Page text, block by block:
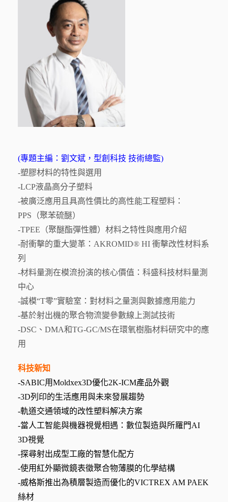
(專題主編：劉文斌，型創科技 技術總監)
-塑膠材料的特性與選用
-LCP液晶高分子塑料
-被廣泛應用且具高性價比的高性能工程塑料：
PPS（聚苯硫醚）
-TPEE（聚醚酯彈性體）材料之特性與應用介紹
-耐衝擊的重大變革：AKROMID® HI 衝擊改性材料系
列
-材料量測在模流扮演的核心價值：科盛科技材料量測
中心
-誠模“T零”實驗室：對材料之量測與數據應用能力
-基於射出機的聚合物流變參數線上測試技術
-DSC、DMA和TG-GC/MS在環氧樹脂材料研究中的應
用
科技新知
-SABIC用Moldxex3D優化2K-ICM產品外觀
-3D列印的生活應用與未來發展趨勢
-軌道交通領域的改性塑料解决方案
-當人工智能與機器視覺相遇：數位製造與所羅門AI
3D視覺
-探尋射出成型工廠的智慧化配方
-使用紅外顯微鏡表徵聚合物薄膜的化學結構
-威格斯推出為積層製造而優化的VICTREX AM PAEK
絲材